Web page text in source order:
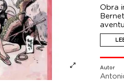
Obra
Autor